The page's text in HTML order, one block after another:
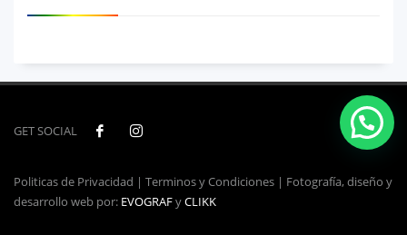
GET SOCIAL
Politicas de Privacidad | Terminos y Condiciones | Fotografía, diseño y
desarrollo web por: EVOGRAFyCLIKK